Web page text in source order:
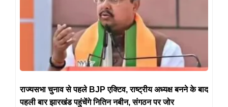
राज्यसभा चुनाव से पहले BJP एक्टिव, राष्ट्रीय अध्यक्ष बनने के बाद
पहली बार झारखंड पहुंचेंगे नितिन नबीन, संगठन पर जोर